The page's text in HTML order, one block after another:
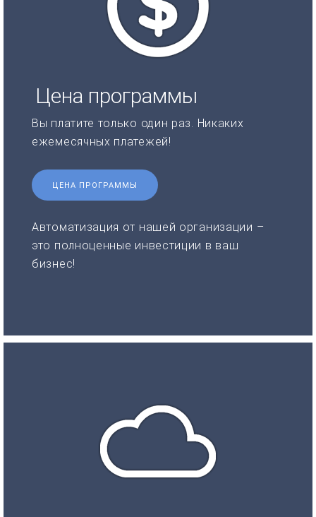
Цена программы
Вы платите только один раз. Никаких
ежемесячных платежей!
ЦЕНА ПРОГРАММЫ
Автоматизация от нашей организации –
это полноценные инвестиции в ваш
бизнес!